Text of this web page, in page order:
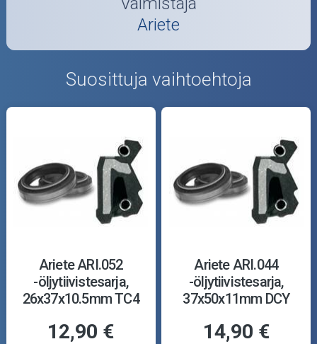
Ariete
Suosittuja vaihtoehtoja
Ariete ARI.052
-öljytiivistesarja,
26x37x10.5mm TC4
12,90 €
Ariete ARI.044
-öljytiivistesarja,
37x50x11mm DCY
14,90 €